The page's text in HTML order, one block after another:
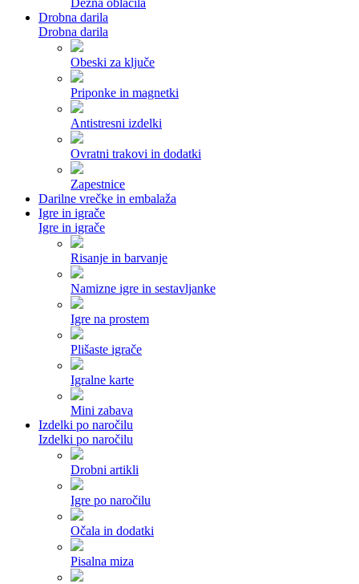
Dežna oblačila
Drobna darila
Drobna darila
Obeski za ključe
Priponke in magnetki
Antistresni izdelki
Ovratni trakovi in dodatki
Zapestnice
Darilne vrečke in embalaža
Igre in igrače
Igre in igrače
Risanje in barvanje
Namizne igre in sestavljanke
Igre na prostem
Plišaste igrače
Igralne karte
Mini zabava
Izdelki po naročilu
Izdelki po naročilu
Drobni artikli
Igre po naročilu
Očala in dodatki
Pisalna miza